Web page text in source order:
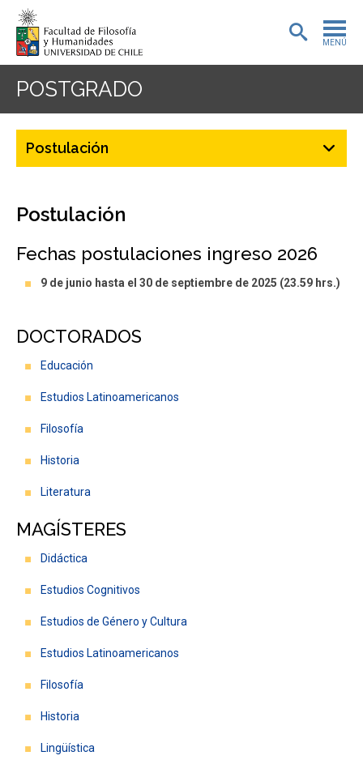
MENÚ
EXTENSIÓN
DEPARTAMENTOS
POSTGRADO
Postulación
Postulación
Fechas postulaciones ingreso 2026
9 de junio hasta el 30 de septiembre de 2025 (23.59 hrs.)
DOCTORADOS
Educación
Estudios Latinoamericanos
Filosofía
Historia
Literatura
MAGÍSTERES
Didáctica
Estudios Cognitivos
Estudios de Género y Cultura
Estudios Latinoamericanos
Filosofía
Historia
Lingüística